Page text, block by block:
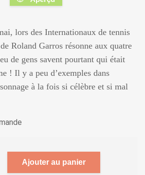
lors des Internationaux de tennis
Roland Garros résonne aux quatre
de gens savent pourtant qui était
! Il y a peu d’exemples dans
à la fois si célèbre et si mal
Ajouter au panier